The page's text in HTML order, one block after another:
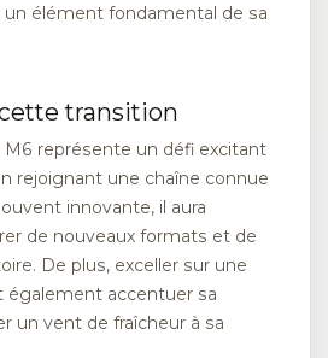
élément fondamental de sa
transition
représente un défi excitant
rejoignant une chaîne connue
innovante, il aura
de nouveaux formats et de
De plus, exceller sur une
également accentuer sa
un vent de fraîcheur à sa